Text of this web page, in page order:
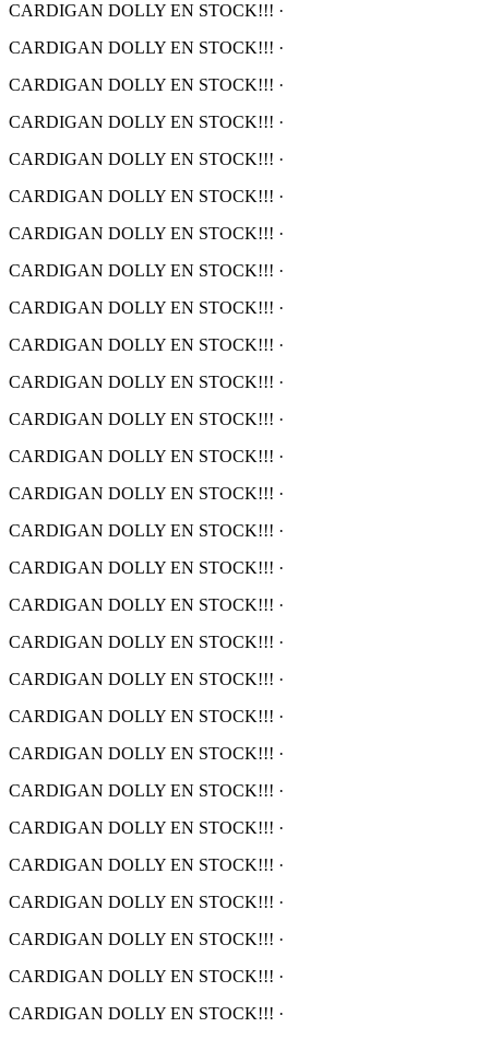
CARDIGAN DOLLY EN STOCK!!! ·
CARDIGAN DOLLY EN STOCK!!! ·
CARDIGAN DOLLY EN STOCK!!! ·
CARDIGAN DOLLY EN STOCK!!! ·
CARDIGAN DOLLY EN STOCK!!! ·
CARDIGAN DOLLY EN STOCK!!! ·
CARDIGAN DOLLY EN STOCK!!! ·
CARDIGAN DOLLY EN STOCK!!! ·
CARDIGAN DOLLY EN STOCK!!! ·
CARDIGAN DOLLY EN STOCK!!! ·
CARDIGAN DOLLY EN STOCK!!! ·
CARDIGAN DOLLY EN STOCK!!! ·
CARDIGAN DOLLY EN STOCK!!! ·
CARDIGAN DOLLY EN STOCK!!! ·
CARDIGAN DOLLY EN STOCK!!! ·
CARDIGAN DOLLY EN STOCK!!! ·
CARDIGAN DOLLY EN STOCK!!! ·
CARDIGAN DOLLY EN STOCK!!! ·
CARDIGAN DOLLY EN STOCK!!! ·
CARDIGAN DOLLY EN STOCK!!! ·
CARDIGAN DOLLY EN STOCK!!! ·
CARDIGAN DOLLY EN STOCK!!! ·
CARDIGAN DOLLY EN STOCK!!! ·
CARDIGAN DOLLY EN STOCK!!! ·
CARDIGAN DOLLY EN STOCK!!! ·
CARDIGAN DOLLY EN STOCK!!! ·
CARDIGAN DOLLY EN STOCK!!! ·
CARDIGAN DOLLY EN STOCK!!! ·